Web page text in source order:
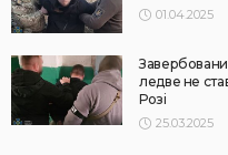
01.04.2025
ледве не
Розі
25.03.2025